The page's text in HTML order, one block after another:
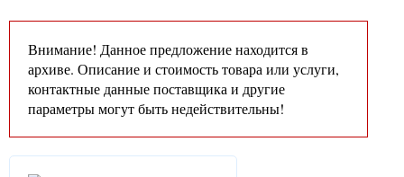
Внимание! Данное предложение находится в
архиве. Описание и стоимость товара или услуги,
контактные данные поставщика и другие
параметры могут быть недействительны!